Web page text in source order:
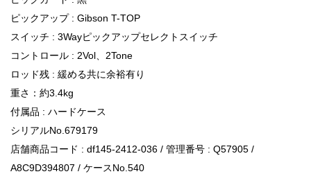
ピックアップ : Gibson T-TOP
スイッチ : 3Wayピックアップセレクトスイッチ
コントロール : 2Vol、2Tone
ロッド残 : 緩める共に余裕有り
重さ：約3.4kg
付属品 : ハードケース
シリアルNo.679179
店舗商品コード : df145-2412-036 / 管理番号 : Q57905 /
A8C9D394807 / ケースNo.540